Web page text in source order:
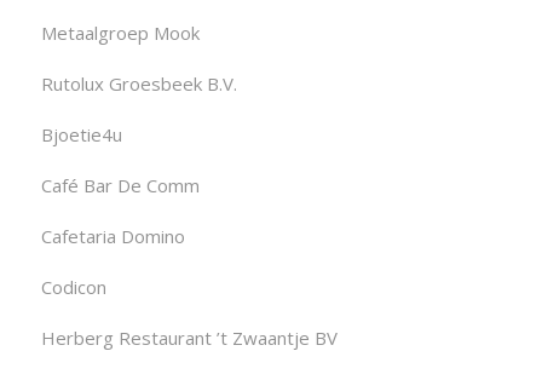
Metaalgroep Mook
Rutolux Groesbeek B.V.
Bjoetie4u
Café Bar De Comm
Cafetaria Domino
Codicon
Herberg Restaurant ’t Zwaantje BV